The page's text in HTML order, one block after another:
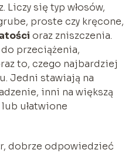
Liczy się typ włosów,
proste czy kręcone,
oraz zniszczenia.
przeciążenia,
to, czego najbardziej
Jedni stawiają na
inni na większą
ułatwione
dobrze odpowiedzieć